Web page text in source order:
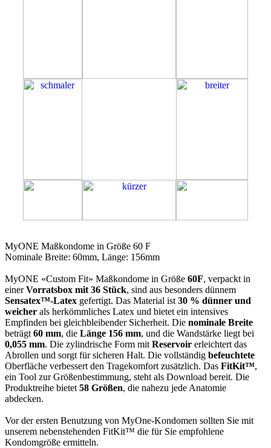
MyONE Maßkondome in Größe 60 F
Nominale Breite: 60mm, Länge: 156mm
MyONE «Custom Fit» Maßkondome in Größe 60F, verpackt in
einerVorratsbox mit 36 Stück, sind aus besonders dünnem
Sensatex™-Latex gefertigt. Das Material ist 30 % dünner und
weicher als herkömmliches Latex und bietet ein intensives
Empfinden bei gleichbleibender Sicherheit. Die nominale Breite
beträgt 60 mm, die Länge 156 mm, und die Wandstärke liegt bei
0,055 mm. Die zylindrische Form mit Reservoir erleichtert das
Abrollen und sorgt für sicheren Halt. Die vollständig befeuchtete
Oberfläche verbessert den Tragekomfort zusätzlich. Das FitKit™,
ein Tool zur Größenbestimmung, steht als Download bereit. Die
Produktreihe bietet 58 Größen, die nahezu jede Anatomie
abdecken.
Vor der ersten Benutzung von MyOne-Kondomen sollten Sie mit
unserem nebenstehenden FitKit™ die für Sie empfohlene
Kondomgröße ermitteln.